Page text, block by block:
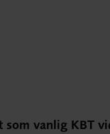
vanlig KBT